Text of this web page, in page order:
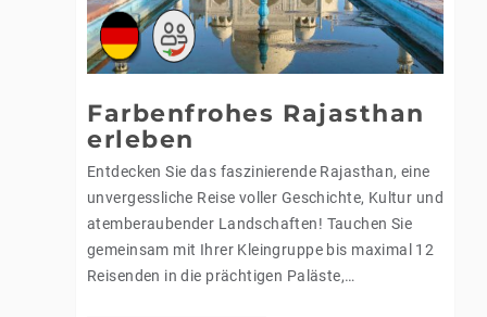
Farbenfrohes Rajasthan
erleben
Entdecken Sie das faszinierende Rajasthan, eine
unvergessliche Reise voller Geschichte, Kultur und
atemberaubender Landschaften! Tauchen Sie
gemeinsam mit Ihrer Kleingruppe bis maximal 12
Reisenden in die prächtigen Paläste,